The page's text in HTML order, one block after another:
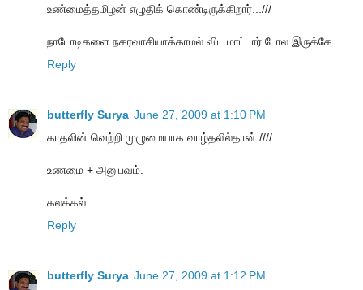
உண்மைத்தமிழன் எழுதிக் கொண்டிருக்கிறார்...///
நாடோடிகளை நகரவாசியாக்காமல் விட மாட்டார் போல இருக்கே..
Reply
butterfly Surya June 27, 2009 at 1:10 PM
காதலின் வெற்றி முழுமையாக வாழ்தலில்தான் ////
உணமை + அனுபவம்.
கலக்கல்...
Reply
butterfly Surya June 27, 2009 at 1:12 PM